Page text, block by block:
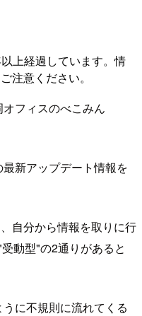
上経過しています。情
注意ください。
フィスのべこみん
新アップデート情報を
自分から情報を取りに行
動型"の2通りがあると
に不規則に流れてくる